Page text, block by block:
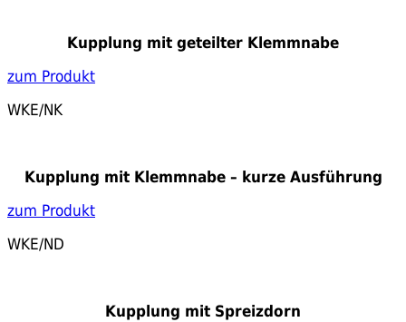
Kupplung mit geteilter Klemmnabe
zum Produkt
WKE/NK
Kupplung mit Klemmnabe – kurze Ausführung
zum Produkt
WKE/ND
Kupplung mit Spreizdorn